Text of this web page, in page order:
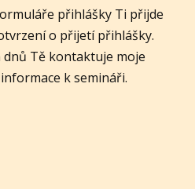
přihlášky Ti přijde
o přijetí přihlášky.
dnů Tě kontaktuje moje
k semináři.